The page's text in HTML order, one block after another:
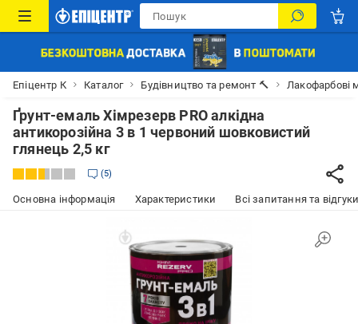
Епіцентр К Каталог Будівництво та ремонт 🔨 Лакофарбові
Ґрунт-емаль Хімрезерв PRO алкідна
антикорозійна 3 в 1 червоний шовковистий
глянець 2,5 кг
5
Основна інформація Характеристики Всі запитання та